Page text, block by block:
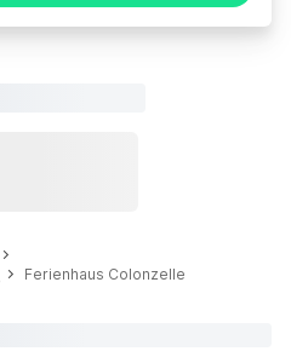
Ferienhaus Colonzelle